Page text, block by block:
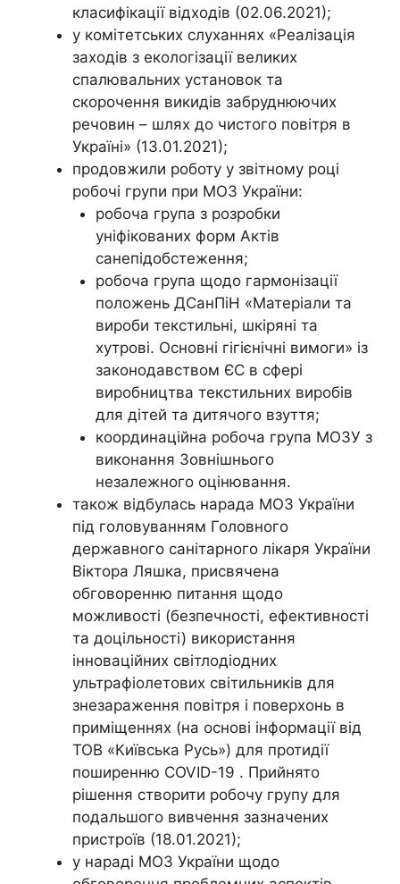
класифікації відходів (02.06.2021);
у комітетських слуханнях «Реалізація
заходів з екологізації великих
спалювальних установок та
скорочення викидів забруднюючих
речовин – шлях до чистого повітря в
Україні» (13.01.2021);
продовжили роботу у звітному році
робочі групи при МОЗ України:
робоча група з розробки
уніфікованих форм Актів
санепідобстеження;
робоча група щодо гармонізації
положень ДСанПіН «Матеріали та
вироби текстильні, шкіряні та
хутрові. Основні гігієнічні вимоги» із
законодавством ЄС в сфері
виробництва текстильних виробів
для дітей та дитячого взуття;
координаційна робоча група МОЗУ з
виконання Зовнішнього
незалежного оцінювання.
також відбулась нарада МОЗ України
під головуванням Головного
державного санітарного лікаря України
Віктора Ляшка, присвячена
обговоренню питання щодо
можливості (безпечності, ефективності
та доцільності) використання
інноваційних світлодіодних
ультрафіолетових світильників для
знезараження повітря і поверхонь в
приміщеннях (на основі інформації від
ТОВ «Київська Русь») для протидії
поширенню COVID-19 . Прийнято
рішення створити робочу групу для
подальшого вивчення зазначених
пристроїв (18.01.2021);
у нараді МОЗ України щодо